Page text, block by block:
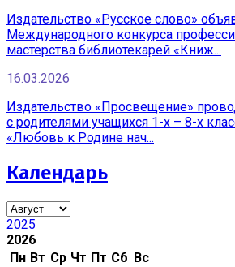
Издательство «Русское слово»
Международного конкурса
мастерства библиотекарей «Книж...
16.03.2026
Издательство «Просвещение»
с родителями учащихся 1-х – 8-х
«Любовь к Родине нач...
Календарь
2025
2026
Пн Вт Ср Чт Пт Сб Вс